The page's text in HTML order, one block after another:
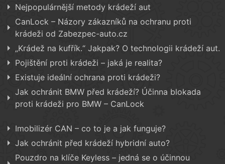
Nejpopulárnější metody krádeží aut
CanLock – Názory zákazníků na ochranu proti
krádeži od Zabezpec-auto.cz
„Krádež na kufřík.“ Jakpak? O technologii krádeží aut.
Pojištění proti krádeži – jaká je realita?
Existuje ideální ochrana proti krádeži?
Jak ochránit BMW před krádeží? Účinna blokada
proti krádeži pro BMW – CanLock
Imobilizér CAN – co to je a jak funguje?
Jak ochránit před krádeží hybridní auto?
Pouzdro na klíče Keyless – jedná se o účinnou